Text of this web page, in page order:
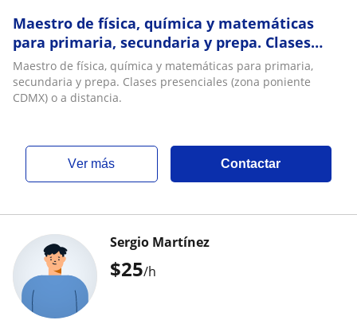
Maestro de física, química y matemáticas
para primaria, secundaria y prepa. Clases
presenciales (zona poniente CDMX) o a
distancia
Maestro de física, química y matemáticas para primaria,
secundaria y prepa. Clases presenciales (zona poniente
CDMX) o a distancia.
ver más Contactar
$25/h
Sergio Martínez